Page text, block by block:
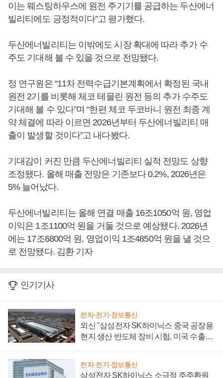
이는 웨스팅하우스에 원전 주기기를 공급하는 두산에너
빌리티에도 긍정적이다”고 평가했다.
두산에너빌리티는 이밖에도 시장 확대에 따라 추가 수
주도 기대해 볼 수 있을 것으로 전망됐다.
정 연구원은 “11차 전력수급기본계획에서 확정된 국내
원전 2기를 비롯해 체코 테믈린 원전 등의 추가 수주도
기대해 볼 수 있다”며 “한편 체코 두코바니 원전 최종 계
약 체결에 따라 이르면 2026년부터 두산에너빌리티 매
출이 발생할 것이다”고 내다봤다.
기대감이 커진 만큼 두산에너빌리티 실적 전망도 상향
조정됐다. 올해 매출 전망은 기존보다 0.2%, 2026년은
5% 늘어났다.
두산에너빌리티는 올해 연결 매출 16조1050억 원, 영업
이익은 1조1100억 원을 거둘 것으로 예상됐다. 2026년
에는 17조6800억 원, 영업이익 1조4850억 원을 낼 것으
로 전망됐다. 김환 기자
인기기사
전자·전기·정보통신
외신 "삼성전자 SK하이닉스 중국 공장용
현지 생산 반도체 장비 시험, 미국 수출통
전자·전기·정보통신
삼성전자 SK하이닉스 소극적 주주환원